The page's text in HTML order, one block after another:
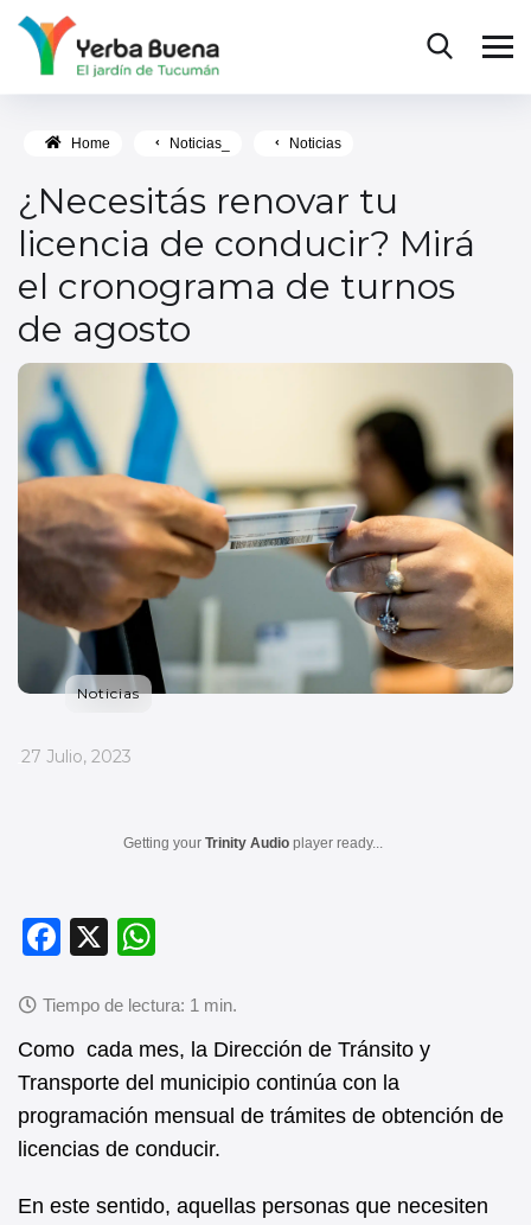
Home Noticias_ Noticias
¿Necesitás renovar tu
licencia de conducir? Mirá
el cronograma de turnos
de agosto
Noticias
_
27 Julio, 2023
Getting your Trinity Audio player ready...
F
c
e
b
o
o
k
X
at
s
A
p
p
Como cada mes, la Dirección de Tránsito y
Transporte del municipio continúa con la
programación mensual de trámites de obtención de
licencias de conducir.
En este sentido, aquellas personas que necesiten